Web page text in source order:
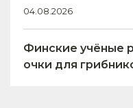
04.08.2026
Финские учёные
очки для